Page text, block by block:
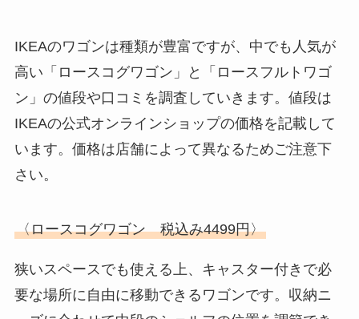
重曹はどこで売ってる？100均・
ドラッグストア・コンビニなど取
扱店舗を調査！
調査
すとぷりグッズ売ってる場所とガ
チャガチャ場所は？アニメイトや
IKEAのワゴンは種類が豊富ですが、中でも人気が
高い「ロースコグワゴン」と「ロースフルトワゴ
ン」の値段や口コミを調査していきます。値段は
IKEAの公式オンラインショップの価格を記載して
います。価格は店舗によって異なるためご注意下
さい。
〈ロースコグワゴン 税込み4499円〉
狭いスペースでも使える上、キャスター付きで必
要な場所に自由に移動できるワゴンです。収納ニ